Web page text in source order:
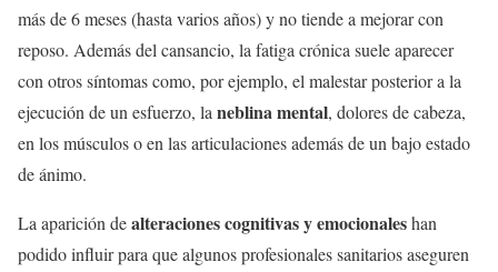
más de 6 meses (hasta varios años) y no tiende a mejorar con
reposo. Además del cansancio, la fatiga crónica suele aparecer
con otros síntomas como, por ejemplo, el malestar posterior a la
ejecución de un esfuerzo, la neblina mental, dolores de cabeza,
en los músculos o en las articulaciones además de un bajo estado
de ánimo.
La aparición dealteraciones cognitivas y emocionaleshan
podido influir para que algunos profesionales sanitarios aseguren